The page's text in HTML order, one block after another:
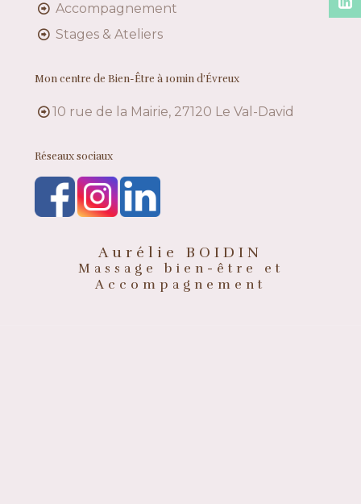
Accompagnement
Stages & Ateliers
Mon centre de Bien-Être à 10min d’Évreux
10 rue de la Mairie, 27120 Le Val-David
Réseaux sociaux
Aurélie BOIDIN
Massage bien-être et
Accompagnement